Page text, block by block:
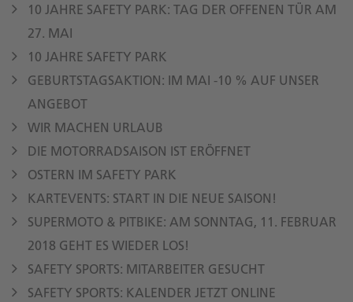
10 JAHRE SAFETY PARK: TAG DER OFFENEN TÜR AM
27. MAI
10 JAHRE SAFETY PARK
GEBURTSTAGSAKTION: IM MAI -10 % AUF UNSER
ANGEBOT
WIR MACHEN URLAUB
DIE MOTORRADSAISON IST ERÖFFNET
OSTERN IM SAFETY PARK
KARTEVENTS: START IN DIE NEUE SAISON!
SUPERMOTO & PITBIKE: AM SONNTAG, 11. FEBRUAR
2018 GEHT ES WIEDER LOS!
SAFETY SPORTS: MITARBEITER GESUCHT
SAFETY SPORTS: KALENDER JETZT ONLINE